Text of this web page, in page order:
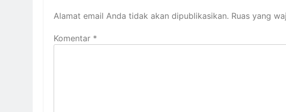
Alamat email Anda tidak akan dipublikasikan. Ruas yang
Komentar *